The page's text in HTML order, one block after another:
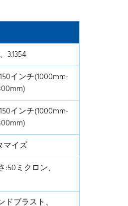
305mm x 305mm
305mm x 457mm
305mm x 610mm
610mm x 610mm
305mm x 914mm
610mm x 914mm
914mm x 914mm
1219mm x 2438mm
1524mm x 3048mm
3.1354
インチ(1000mm-
インチ(1000mm-
マイズ
ミクロン、
ブラスト、